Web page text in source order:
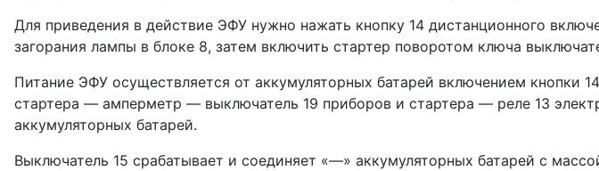
Для приведения в действие ЭФУ нужно нажать кнопку 14 дистанционного
загорания лампы в блоке 8, затем включить стартер поворотом ключа
Питание ЭФУ осуществляется от акку­муляторных батарей включением кнопки
стартера — амперметр — выключатель 19 приборов и стартера — реле 13
аккумуляторных батарей.
Выключатель 15 срабатывает и соединяет «—» аккумуляторных ба­тарей с